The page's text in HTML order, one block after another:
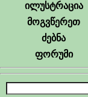
ილუსტრაცია
მოგვწერეთ
ძებნა
ფორუმი